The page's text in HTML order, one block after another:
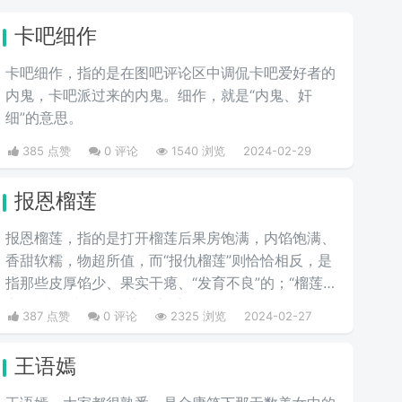
卡吧细作
卡吧细作，指的是在图吧评论区中调侃卡吧爱好者的
内鬼，卡吧派过来的内鬼。细作，就是“内鬼、奸
细”的意思。
385 点赞 0 评论 1540 浏览 2024-02-29
报恩榴莲
报恩榴莲，指的是打开榴莲后果房饱满，内馅饱满、
香甜软糯，物超所值，而“报仇榴莲”则恰恰相反，是
指那些皮厚馅少、果实干瘪、“发育不良”的；“榴莲刺
客”则指那些会挑榴莲的高手。
387 点赞 0 评论 2325 浏览 2024-02-27
王语嫣